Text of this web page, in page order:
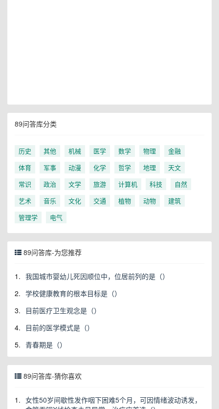
89问答库分类
历史 其他 机械 医学 数学 物理
金融
体育
军事 动漫 化学 哲学 地理
天文
常识
政治 文学 旅游 计算机 科技
自然
艺术
音乐 文化 交通 植物 动物
建筑
管理学
电气
89问答库-为您推荐
1. 我国城市婴幼儿死因顺位中，位居前列的是（）
2. 学校健康教育的根本目标是（）
3.
目前医疗卫生观念是（）
4.
目前的医学模式是（）
5. 青春期是（）
89问答库-猜你喜欢
1. 女性50岁间歇性发作咽下困难5个月，可因情绪波动诱发，